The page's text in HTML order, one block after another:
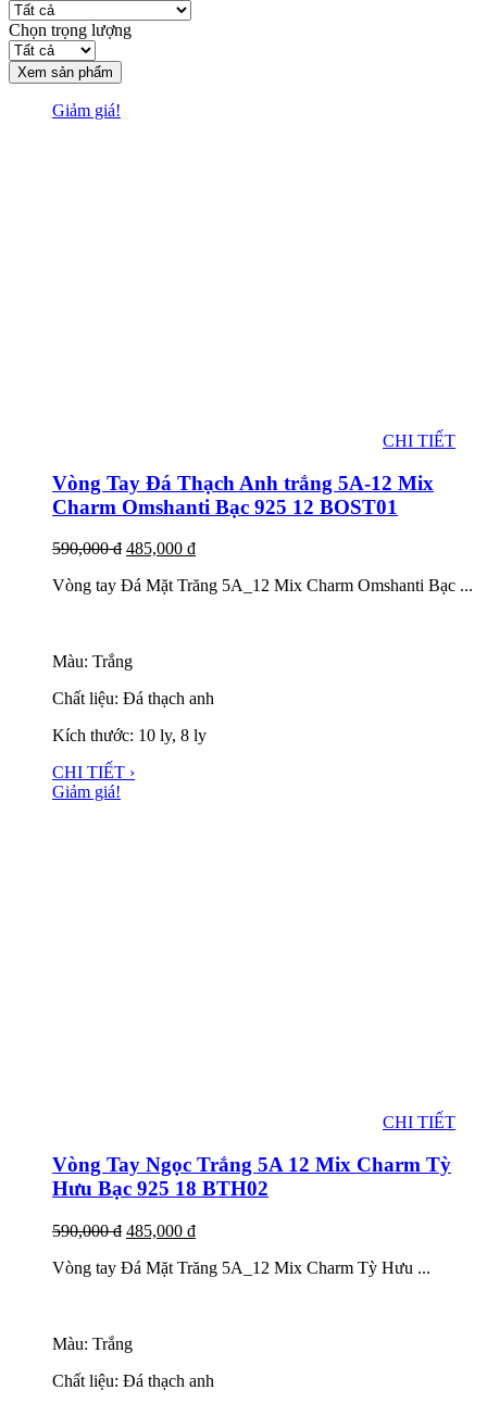
Chọn trọng lượng
Xem sản phẩm
Giảm giá!
CHI TIẾT
Vòng Tay Đá Thạch Anh trắng 5A-12 Mix
Charm Omshanti Bạc 925 12 BOST01
590,000đ 485,000 đ
Vòng tay Đá Mặt Trăng 5A_12 Mix Charm Omshanti Bạc ...
Màu: Trắng
Chất liệu: Đá thạch anh
Kích thước: 10 ly, 8 ly
CHI TIẾT ›
Giảm giá!
CHI TIẾT
Vòng Tay Ngọc Trắng 5A 12 Mix Charm Tỳ
Hưu Bạc 925 18 BTH02
590,000đ 485,000 đ
Vòng tay Đá Mặt Trăng 5A_12 Mix Charm Tỳ Hưu ...
Màu: Trắng
Chất liệu: Đá thạch anh